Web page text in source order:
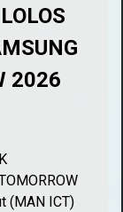
2026
(MAN ICT)